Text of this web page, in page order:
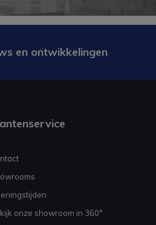
en ontwikkelingen
onze showroom in 360°